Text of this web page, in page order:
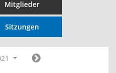
Mitglieder
Sitzungen